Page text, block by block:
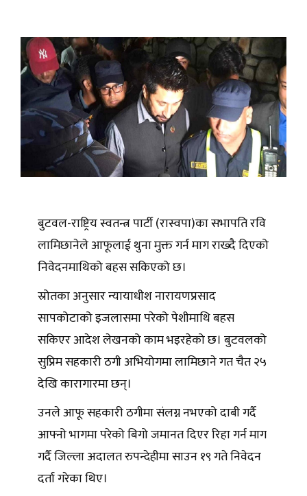
बुटवल-राष्ट्रिय स्वतन्त्र पार्टी (रास्वपा)का सभापति रवि
लामिछानेले आफूलाई थुना मुक्त गर्न माग राख्दै दिएको
निवेदनमाथिको बहस सकिएको छ।
स्रोतका अनुसार न्यायाधीश नारायणप्रसाद
सापकोटाको इजलासमा परेको पेशीमाथि बहस
सकिएर आदेश लेखनको काम भइरहेको छ। बुटवलको
सुप्रिम सहकारी ठगी अभियोगमा लामिछाने गत चैत २५
देखि कारागारमा छन्।
उनले आफू सहकारी ठगीमा संलग्न नभएको दाबी गर्दै
आफ्नो भागमा परेको बिगो जमानत दिएर रिहा गर्न माग
गर्दै जिल्ला अदालत रुपन्देहीमा साउन १९ गते निवेदन
दर्ता गरेका थिए।